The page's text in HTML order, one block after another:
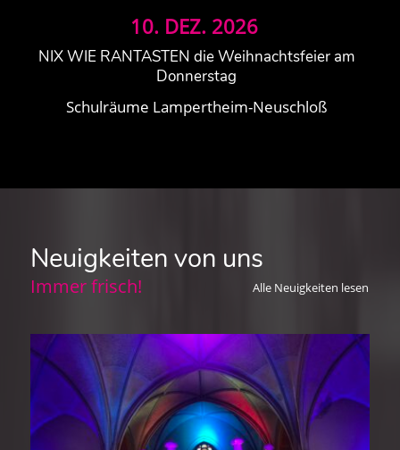
10. DEZ. 2026
NIX WIE RANTASTEN die Weihnachtsfeier am
Donnerstag
Schulräume Lampertheim-Neuschloß
Neuigkeiten von uns
Immer frisch! Alle Neuigkeiten lesen